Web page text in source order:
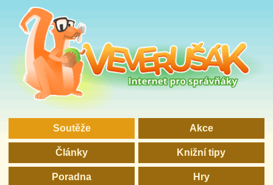
Soutěže Akce
Články Knižní tipy
Poradna Hry